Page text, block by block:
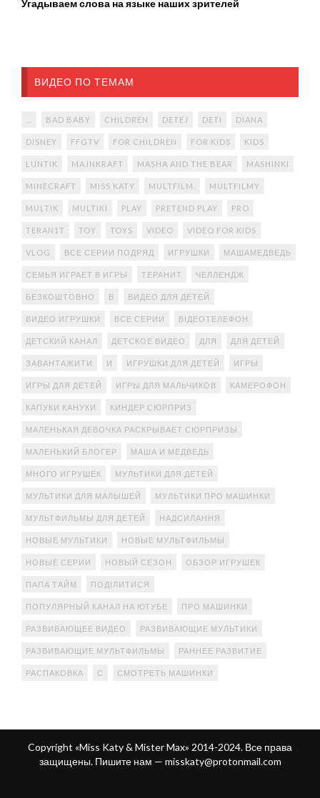
Угадываем слова на языке наших зрителей
ВИДЕО ПО ТЕМАМ
BAD BABY CHILDREN DETEJ DETI DIANA
DISNEY FFGTV FOR CHILDREN FOR KIDS KIDS
LUNTIK MAJNKRAFT MASHA AND THE BEAR MASHINKI
MINECRAFT MISS KATY MULTFILM. MULTFILMY
MULTIK MULTIKI PLAY PRETEND PLAY PRO
TERAN1T TOY TOYS VIDEO VIDEO FOR KIDS
VLOG ВСЕ СЕРИИ ПОДРЯД ИГРУШКИ МАШАМЕДВЕДЬ
СЕМЬЯ ИГРАЕТ В ИГРЫ ТЕРАНИТ ЧЕЛЛЕНДЖ
БЕЗКОШТОВНО В ВИДЕО ДЛЯ ДЕТЕЙ
ВИДЕО ИГРУШКИ ВСЕ СЕРИИ ВІДЕОТЕЛЕФОН
ДЕТСКИЙ КАНАЛ ДЕТСКОЕ ВИДЕО ДЛЯ ДЛЯ ДЕТЕЙ
ЗАВАНТАЖИТИ И ИГРУШКИ ДЛЯ ДЕТЕЙ ИГРЫ
ИГРЫ ДЛЯ ДЕТЕЙ ИГРЫ ДЛЯ МАЛЬЧИКОВ КАМЕРОФОН
КАПУКИ КАНУКИ КИНДЕР СЮРПРИЗ
МАЛЕНЬКАЯ ДЕВОЧКА РАСКРЫВАЕТ СЮРПРИЗЫ
МАЛЕНЬКИЙ БЛОГЕР МАША И МЕДВЕДЬ
МНОГО ИГРУШЕК МУЛЬТИКИ ДЛЯ ДЕТЕЙ
МУЛЬТИКИ ДЛЯ МАЛЫШЕЙ МУЛЬТИКИ ПРО МАШИНКИ
МУЛЬТФИЛЬМЫ ДЛЯ ДЕТЕЙ НАДСИЛАННЯ
НОВЫЕ МУЛЬТИКИ НОВЫЕ МУЛЬТФИЛЬМЫ
НОВЫЕ СЕРИИ НОВЫЙ СЕЗОН ОБЗОР ИГРУШЕК
ПАПА ТАЙМ ПОДІЛИТИСЯ
ПОПУЛЯРНЫЙ КАНАЛ НА ЮТУБЕ ПРО МАШИНКИ
РАЗВИВАЮЩЕЕ ВИДЕО РАЗВИВАЮЩИЕ МУЛЬТИКИ
РАЗВИВАЮЩИЕ МУЛЬТФИЛЬМЫ РАННЕЕ РАЗВИТИЕ
РАСПАКОВКА С СМОТРЕТЬ МАШИНКИ
Copyright «Miss Katy & Mister Max» 2014-2024. Все права
защищены. Пишите нам — misskaty@protonmail.com